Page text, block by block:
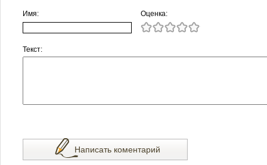
Имя: Оценка:
Текст:
Написать коментарий